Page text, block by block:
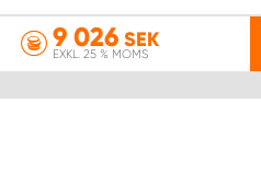
9 026 SEK
EXKL. 25 % MOMS